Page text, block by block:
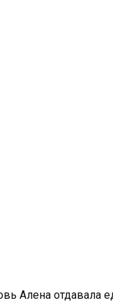
Алена отдавала